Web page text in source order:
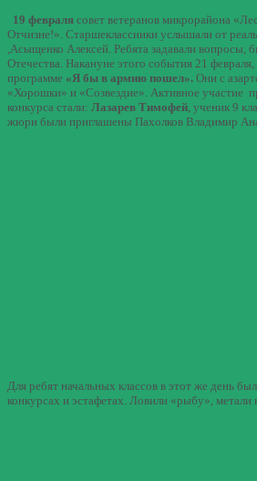
19 февраля совет ветеранов микрорайона
Отчизне!». Старшеклассники услышали от
,Асыщенко Алексей. Ребята задавали вопросы,
Отечества. Накануне этого события 21
программе «Я бы в армию пошел». Они с
«Хорошки» и «Созвездие». Активное участие
конкурса стали: Лазарев Тимофей, ученик 9
жюри были приглашены Пахолков Владимир
Для ребят начальных классов в этот же день
конкурсах и эстафетах. Ловили «рыбу»,